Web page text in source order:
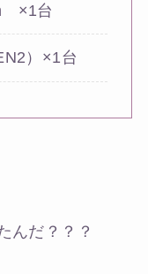
×1台
）×1台
んだ？？？